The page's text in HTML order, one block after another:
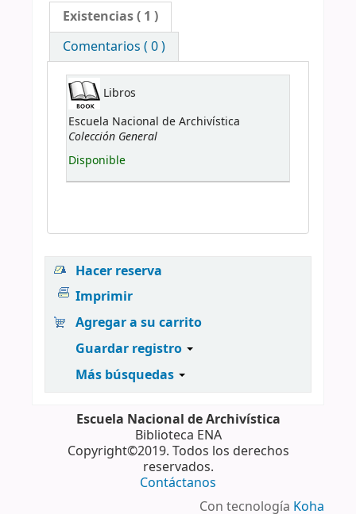
Existencias( 1 )
Comentarios ( 0 )
Libros
Escuela Nacional de Archivística
Colección General
Disponible
Hacer reserva
Imprimir
Agregar a su carrito
Guardar registro
Más búsquedas
Escuela Nacional de Archivística
Biblioteca ENA
Copyright©2019. Todos los derechos
reservados.
Contáctanos
Con tecnología Koha